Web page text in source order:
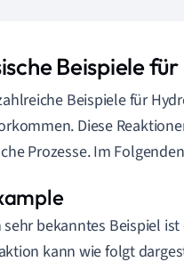
Beispiele
Beispiele für
Diese
Prozesse. Im
sehr bekanntes Beispiel ist
kann wie folgt